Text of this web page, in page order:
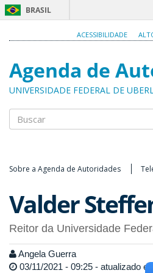
BRASIL
ACESSIBILIDADE
Agenda de
UNIVERSIDADE FEDERAL DE
Sobre a Agenda de Autoridades
Valder
Reitor da Universidade
Angela Guerra
03/11/2021 - 09:25 - atualizado